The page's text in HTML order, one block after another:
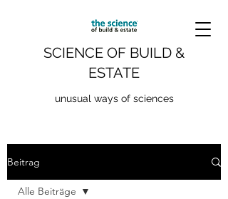
SCIENCE OF BUILD &
ESTATE
unusual ways of sciences
Beitrag
Alle Beiträge